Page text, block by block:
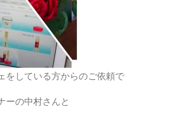
をしている方からのご依頼で
ーの中村さんと